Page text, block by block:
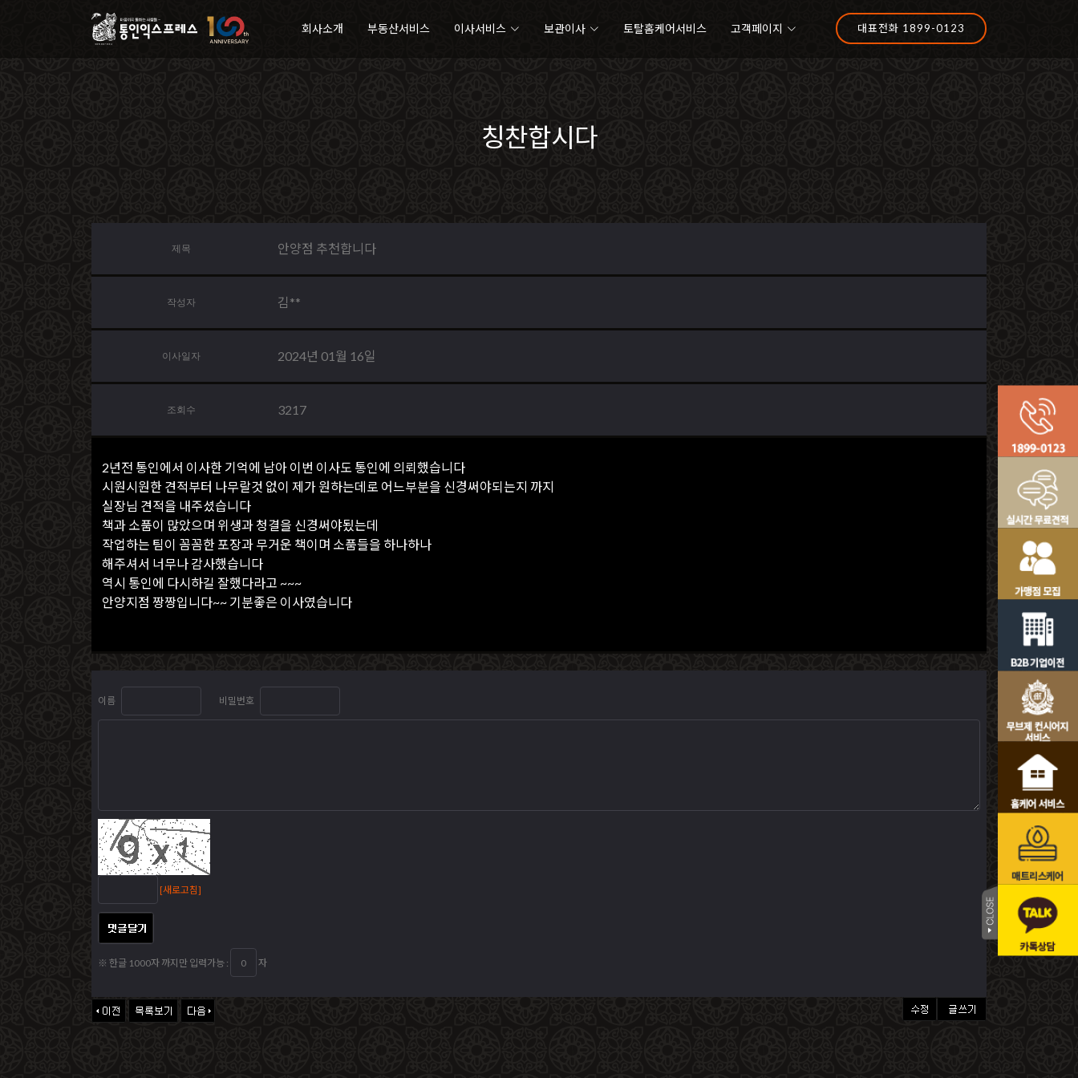
회사소개 부동산서비스 이사서비스 보관이사 토탈홈케어서비스 고객페이지 대표전화 1899-0123
칭찬합시다
제목 안양점 추천합니다
작성자 김**
이사일자 2024년 01월 16일
조회수 3217
2년전 통인에서 이사한 기억에 남아 이번 이사도 통인에 의뢰했습니다
시원시원한 견적부터 나무랄것 없이 제가 원하는데로 어느부분을 신경써야되는지 까지
실장님 견적을 내주셨습니다
책과 소품이 많았으며 위생과 청결을 신경써야됬는데
작업하는 팀이 꼼꼼한 포장과 무거운 책이며 소품들을 하나하나
해주셔서 너무나 감사했습니다
역시 통인에 다시하길 잘했다라고 ~~~
안양지점 짱짱입니다~~ 기분좋은 이사였습니다
이름 비밀번호
[새로고침]
※ 한글 1000자 까지만 입력가능 : 자